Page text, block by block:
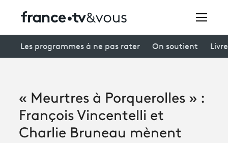
À la une
Les programmes à ne pas rater On soutient
« Meurtres à Porquerolles » :
François Vincentelli et
Charlie Bruneau mènent